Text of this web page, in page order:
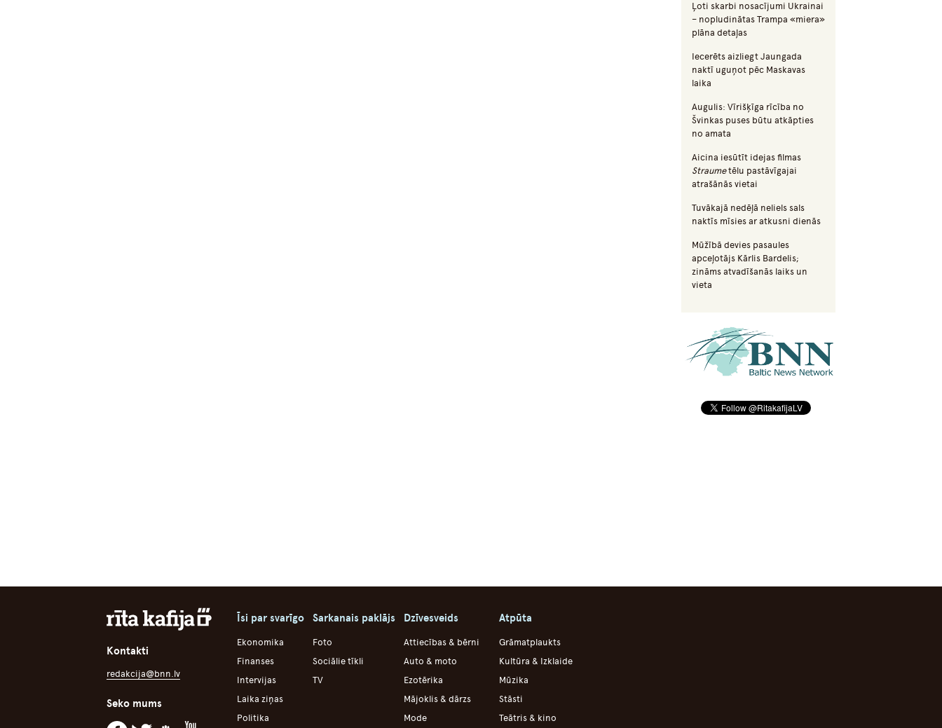
Ļoti skarbi nosacījumi Ukrainai
– nopludinātas Trampa «miera»
plāna detaļas
Iecerēts aizliegt Jaungada
naktī uguņot pēc Maskavas
laika
Augulis: Vīrišķīga rīcība no
Švinkas puses būtu atkāpties
no amata
Aicina iesūtīt idejas filmas
Straumetēlu pastāvīgajai
atrašānās vietai
Tuvākajā nedēļā neliels sals
naktīs mīsies ar atkusni dienās
Mūžībā devies pasaules
apceļotājs Kārlis Bardelis;
zināms atvadīšanās laiks un
vieta
Kontakti
redakcija@bnn.lv
Seko mums
Īsi par svarīgo
Ekonomika
Finanses
Intervijas
Laika ziņas
Politika
Sarkanais paklājs
Foto
Sociālie tīkli
TV
Dzīvesveids
Attiecības & bērni
Auto & moto
Ezotērika
Mājoklis & dārzs
Mode
Atpūta
Grāmatplaukts
Kultūra & Izklaide
Mūzika
Stāsti
Teātris & kino